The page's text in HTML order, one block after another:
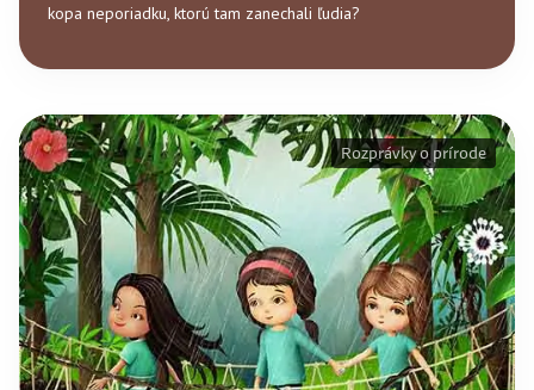
kopa neporiadku, ktorú tam zanechali ľudia?
Rozprávky o prírode